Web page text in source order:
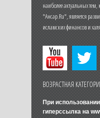
наиболее актуальных тем,
"Ансар.Ru", является
исламских финансов и
ВОЗРАСТНАЯ
При
гиперссылка на